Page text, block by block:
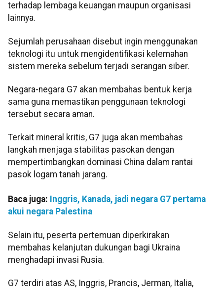
terhadap lembaga keuangan maupun organisasi
lainnya.
Sejumlah perusahaan disebut ingin menggunakan
teknologi itu untuk mengidentifikasi kelemahan
sistem mereka sebelum terjadi serangan siber.
Negara-negara G7 akan membahas bentuk kerja
sama guna memastikan penggunaan teknologi
tersebut secara aman.
Terkait mineral kritis, G7 juga akan membahas
langkah menjaga stabilitas pasokan dengan
mempertimbangkan dominasi China dalam rantai
pasok logam tanah jarang.
Baca juga: Inggris, Kanada, jadi negara G7 pertama
akui negara Palestina
Selain itu, peserta pertemuan diperkirakan
membahas kelanjutan dukungan bagi Ukraina
menghadapi invasi Rusia.
G7 terdiri atas AS, Inggris, Prancis, Jerman, Italia,